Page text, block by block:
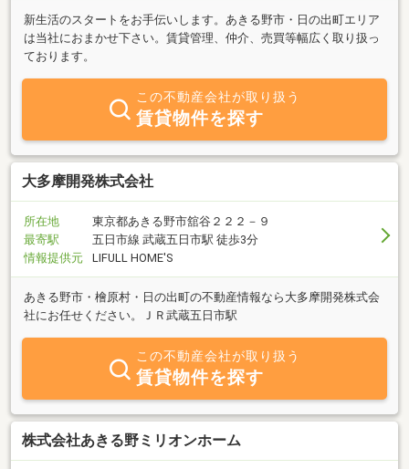
新生活のスタートをお手伝いします。あきる野市・日の出町エリア
は当社におまかせ下さい。賃貸管理、仲介、売買等幅広く取り扱っ
ております。
この不動産会社が取り扱う
賃貸物件を探す
大多摩開発株式会社
所在地
東京都あきる野市舘谷２２２－９
最寄駅
五日市線 武蔵五日市駅 徒歩3分
情報提供元
LIFULL HOME'S
あきる野市・檜原村・日の出町の不動産情報なら大多摩開発株式会
社にお任せください。ＪＲ武蔵五日市駅
この不動産会社が取り扱う
賃貸物件を探す
株式会社あきる野ミリオンホーム